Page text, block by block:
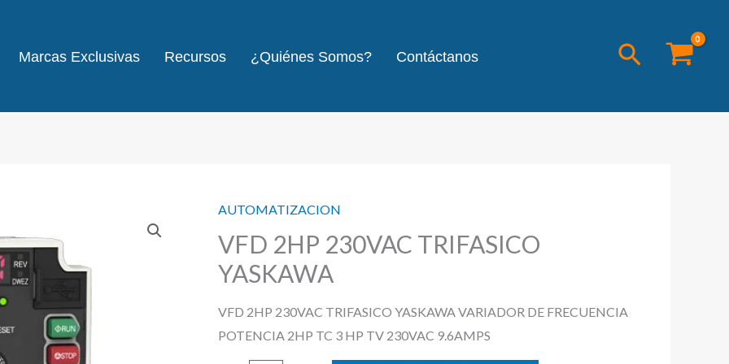
Marcas Exclusivas Recursos ¿Quiénes Somos? Contáctanos Buscar
AUTOMATIZACION
VFD 2HP 230VAC TRIFASICO
YASKAWA
VFD 2HP 230VAC TRIFASICO YASKAWA VARIADOR DE FRECUENCIA
POTENCIA 2HP TC 3 HP TV 230VAC 9.6AMPS